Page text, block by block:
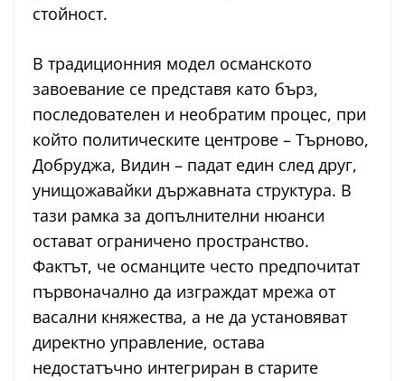
стойност.
В традиционния модел османското
завоевание се представя като бърз,
последователен и необратим процес, при
който политическите центрове – Търново,
Добруджа, Видин – падат един след друг,
унищожавайки държавната структура. В
тази рамка за допълнителни нюанси
остават ограничено пространство.
Фактът, че османците често предпочитат
първоначално да изграждат мрежа от
васални княжества, а не да установяват
директно управление, остава
недостатъчно интегриран в старите